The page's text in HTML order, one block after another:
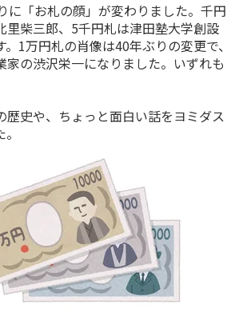
に「お札の顔」が変わりました。千円
里柴三郎、5千円札は津田塾大学創設
1万円札の肖像は40年ぶりの変更で、
家の渋沢栄一になりました。いずれも
史や、ちょっと面白い話をヨミダス